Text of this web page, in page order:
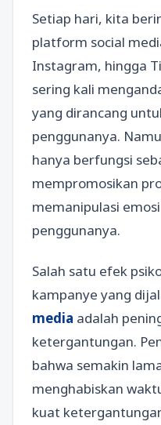
Setiap hari, kita
platform social
Instagram, hingga
sering kali
yang dirancang
penggunanya.
hanya berfungsi
mempromosikan
memanipulasi
penggunanya.
Salah satu efek
kampanye yang
media adalah
ketergantungan.
bahwa semakin
menghabiskan
kuat